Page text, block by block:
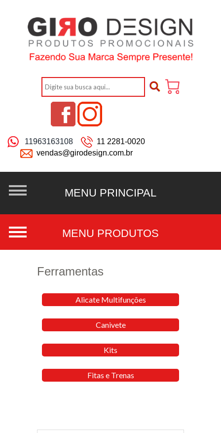
11963163108
11 2281-0020
vendas@girodesign.com.br
Ferramentas
Alicate Multifunções
Canivete
Kits
Fitas e Trenas